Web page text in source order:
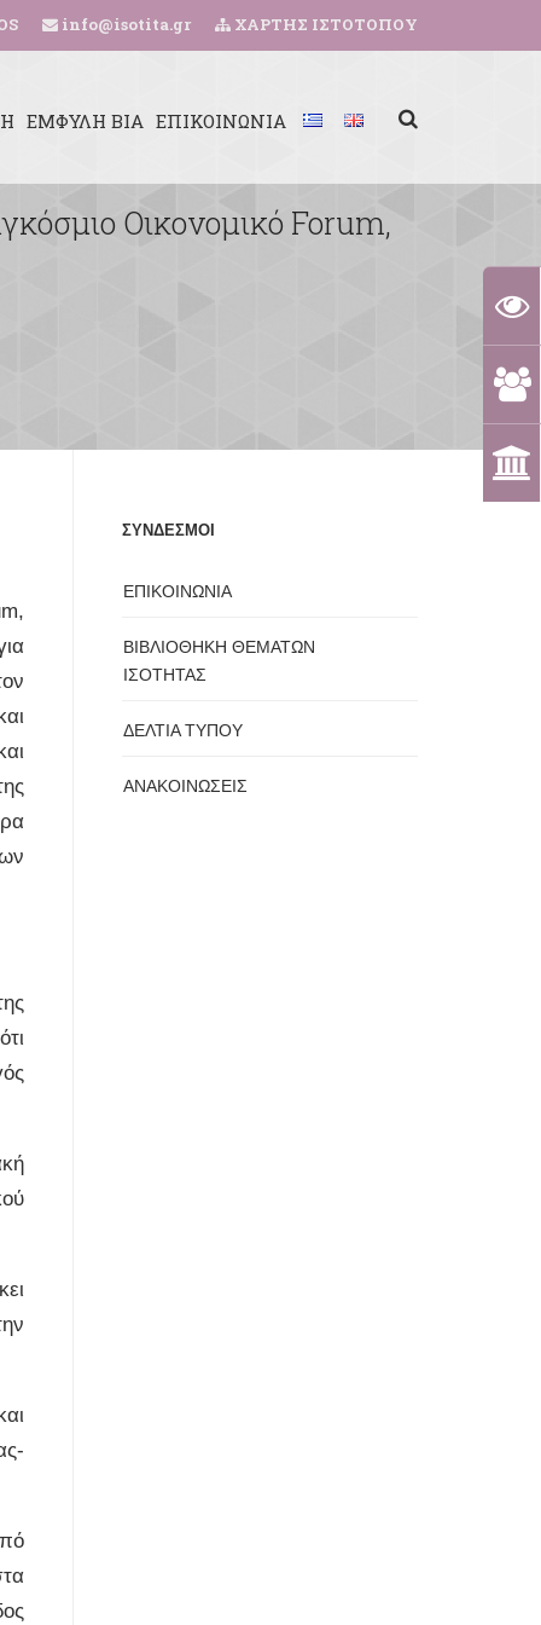
info@isotita.gr ΧΑΡΤΗΣ ΙΣΤΟΤΟΠΟΥ
ΕΜΦΥΛΗ ΒΙΑ ΕΠΙΚΟΙΝΩΝΙΑ
Οικονομικό Forum,
ΣΥΝΔΕΣΜΟΙ
ΕΠΙΚΟΙΝΩΝΙΑ
ΒΙΒΛΙΟΘΗΚΗ ΘΕΜΑΤΩΝ
ΙΣΟΤΗΤΑΣ
ΔΕΛΤΙΑ ΤΥΠΟΥ
ΑΝΑΚΟΙΝΩΣΕΙΣ